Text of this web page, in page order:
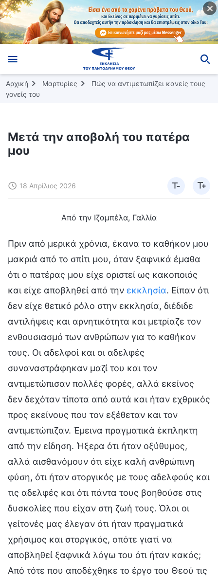
Αρχική Μαρτυρίες
Πώς να αντιμετωπίζει κανείς τους
γονείς του
Μετά την αποβολή του πατέρα
μου
18 Απρίλιος 2026
Από την Ιζαμπέλα, Γαλλία
Πριν από μερικά χρόνια, έκανα το καθήκον μου
μακριά από το σπίτι μου, όταν ξαφνικά έμαθα
ότι ο πατέρας μου είχε οριστεί ως κακοποιός
και είχε αποβληθεί από την εκκλησία. Είπαν ότι
δεν είχε θετικό ρόλο στην εκκλησία, διέδιδε
αντιλήψεις και αρνητικότητα και μετρίαζε τον
ενθουσιασμό των ανθρώπων για το καθήκον
τους. Οι αδελφοί και οι αδελφές
συναναστράφηκαν μαζί του και τον
αντιμετώπισαν πολλές φορές, αλλά εκείνος
δεν δεχόταν τίποτα από αυτά και ήταν εχθρικός
προς εκείνους που τον εξέθεταν και τον
αντιμετώπιζαν. Έμεινα πραγματικά έκπληκτη
από την είδηση. Ήξερα ότι ήταν οξύθυμος,
αλλά αισθανόμουν ότι είχε καλή ανθρώπινη
φύση, ότι ήταν στοργικός με τους αδελφούς και
τις αδελφές και ότι πάντα τους βοηθούσε στις
δυσκολίες που είχαν στη ζωή τους. Όλοι οι
γείτονές μας έλεγαν ότι ήταν πραγματικά
χρήσιμος και στοργικός, οπότε γιατί να
αποβληθεί ξαφνικά λόγω του ότι ήταν κακός;
Από τότε που αποδέχθηκε το έργο του Θεού τις